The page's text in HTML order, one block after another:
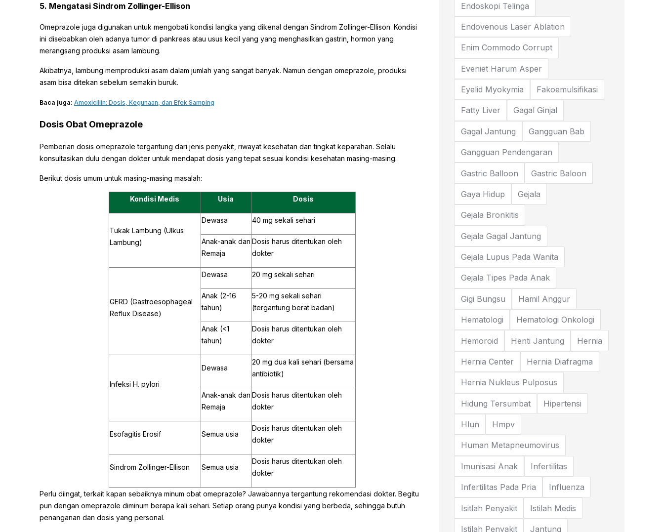
5. Mengatasi Sindrom Zollinger-Ellison
Omeprazole juga digunakan untuk mengobati kondisi langka yang dikenal dengan Sindrom Zollinger-Ellison. Kondisi
ini disebabkan oleh adanya tumor di pankreas atau usus kecil yang yang menghasilkan gastrin, hormon yang
merangsang produksi asam lambung.
Akibatnya, lambung memproduksi asam dalam jumlah yang sangat banyak. Namun dengan omeprazole, produksi
asam bisa ditekan sebelum semakin buruk.
Baca juga: Amoxicillin: Dosis, Kegunaan, dan Efek Samping
Dosis Obat Omeprazole
Pemberian dosis omeprazole tergantung dari jenis penyakit, riwayat kesehatan dan tingkat keparahan. Selalu
konsultasikan dulu dengan dokter untuk mendapat dosis yang tepat sesuai kondisi kesehatan masing-masing.
Berikut dosis umum untuk masing-masing masalah:
Kondisi Medis Usia Dosis
Tukak Lambung (Ulkus
Lambung)
Dewasa 40 mg sekali sehari
Anak-anak dan
Remaja
Dosis harus ditentukan oleh
dokter
GERD (Gastroesophageal
Reflux Disease)
Dewasa 20 mg sekali sehari
Anak (2-16
tahun)
5-20 mg sekali sehari
(tergantung berat badan)
Anak (<1
tahun)
Dosis harus ditentukan oleh
dokter
Infeksi H. pylori
Dewasa
20 mg dua kali sehari (bersama
antibiotik)
Anak-anak dan
Remaja
Dosis harus ditentukan oleh
dokter
Esofagitis Erosif Semua usia
Dosis harus ditentukan oleh
dokter
Sindrom Zollinger-Ellison Semua usia
Dosis harus ditentukan oleh
dokter
Perlu diingat, terkait kapan sebaiknya minum obat omeprazole? Jawabannya tergantung rekomendasi dokter. Begitu
pun dengan omeprazole diminum berapa kali sehari. Setiap orang punya kondisi yang berbeda, sehingga butuh
penanganan dan dosis yang personal.
Endoskopi Telinga
Endovenous Laser Ablation
Enim Commodo Corrupt
Eveniet Harum Asper
Eyelid Myokymia Fakoemulsifikasi
Fatty Liver Gagal Ginjal
Gagal Jantung Gangguan Bab
Gangguan Pendengaran
Gastric Balloon Gastric Baloon
Gaya Hidup Gejala
Gejala Bronkitis
Gejala Gagal Jantung
Gejala Lupus Pada Wanita
Gejala Tipes Pada Anak
Gigi Bungsu Hamil Anggur
Hematologi Hematologi Onkologi
Hemoroid Henti Jantung Hernia
Hernia Center Hernia Diafragma
Hernia Nukleus Pulposus
Hidung Tersumbat Hipertensi
Hlun Hmpv
Human Metapneumovirus
Imunisasi Anak Infertilitas
Infertilitas Pada Pria Influenza
Isitlah Penyakit Istilah Medis
Istilah Penyakit Jantung